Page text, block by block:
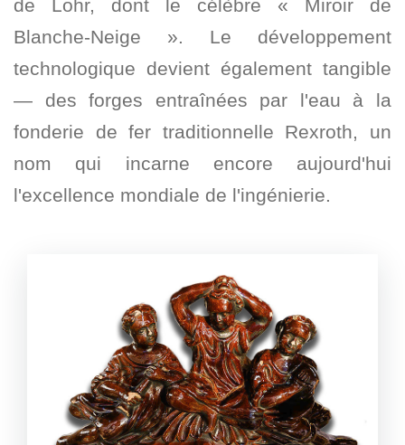
de Lohr, dont le célèbre « Miroir de
Blanche-Neige ». Le développement
technologique devient également tangible
— des forges entraînées par l'eau à la
fonderie de fer traditionnelle Rexroth, un
nom qui incarne encore aujourd'hui
l'excellence mondiale de l'ingénierie.